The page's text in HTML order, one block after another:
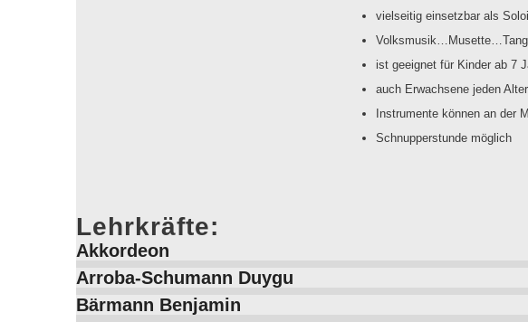
vielseitig einsetzbar als
ist geeignet für Kinder ab 7
auch Erwachsene jeden
Instrumente können an der
Schnupperstunde möglich
Lehrkräfte:
Akkordeon
Arroba-Schumann Duygu
Bärmann Benjamin